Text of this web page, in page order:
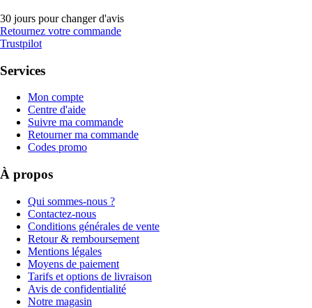
30 jours pour changer d'avis
Retournez votre commande
Trustpilot
Services
Mon compte
Centre d'aide
Suivre ma commande
Retourner ma commande
Codes promo
À propos
Qui sommes-nous ?
Contactez-nous
Conditions générales de vente
Retour & remboursement
Mentions légales
Moyens de paiement
Tarifs et options de livraison
Avis de confidentialité
Notre magasin